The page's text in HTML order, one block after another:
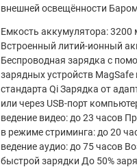
внешней освещённости
Емкость аккумулятора: 3200
Встроенный литий‑ионный
Беспроводная зарядка с
зарядных устройств MagSafe
стандарта Qi Зарядка от
или через USB‑порт
ведение видео: до 23 часов
в режиме стриминга: до 20
ведение аудио: до 75 часов
быстрой зарядки До 50%